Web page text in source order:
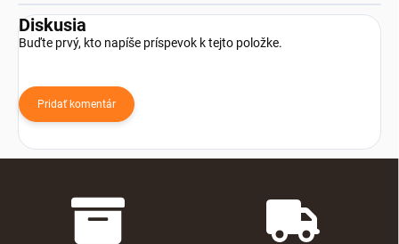
Diskusia
Buďte prvý, kto napíše príspevok k tejto položke.
Pridať komentár